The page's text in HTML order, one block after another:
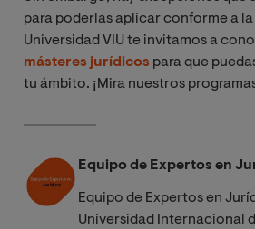
para poderlas aplicar conforme a la
Universidad VIU te invitamos a
másteres jurídicos para que
tu ámbito. ¡Mira nuestros
Equipo de Expertos en
Equipo de Expertos en
Universidad Internacional